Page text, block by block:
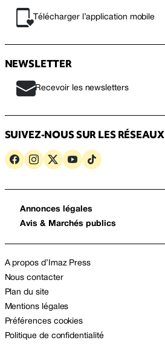
Télécharger l’application mobile
NEWSLETTER
Recevoir les newsletters
SUIVEZ-NOUS SUR LES RÉSEAUX
Annonces légales
Avis & Marchés publics
A propos d’Imaz Press
Nous contacter
Plan du site
Mentions légales
Préférences cookies
Politique de confidentialité